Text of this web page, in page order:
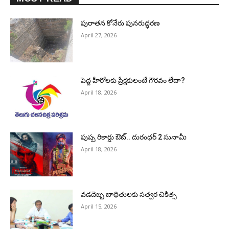
పురాత‌న కోనేరు పున‌రుద్ధ‌ర‌ణ
April 27, 2026
పెద్ద హీరోల‌కు ప్రేక్ష‌కులంటే గౌర‌వం లేదా?
April 18, 2026
పుష్ప రికార్డు ఔట్‌.. దురంధ‌ర్ 2 సునామీ
April 18, 2026
వడదెబ్బ బాధితులకు సత్వర చికిత్స
April 15, 2026